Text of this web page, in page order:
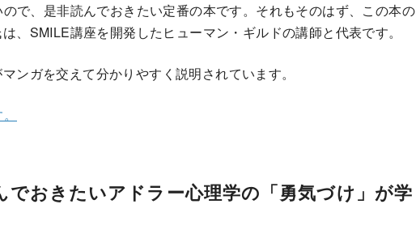
で、是非読んでおきたい定番の本です。それもそのはず、この本の
、SMILE講座を開発したヒューマン・ギルドの講師と代表です。
ンガを交えて分かりやすく説明されています。
おきたいアドラー心理学の「勇気づけ」が学